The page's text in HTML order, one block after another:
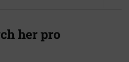
her pro